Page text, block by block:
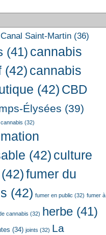
Canal Saint-Martin (36)
(41) cannabis
(42) cannabis
(42) CBD
Élysées (39)
(32)
(42) culture
(42)fumer du
(42) fumer en public (32) fumer à
cannabis (32) herbe (41)
(34) joints (32) La